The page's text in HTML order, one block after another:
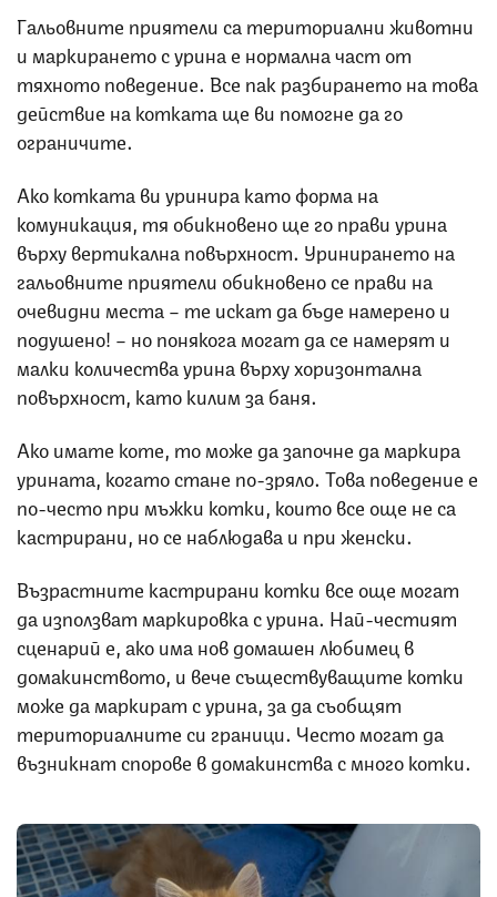
Гальовните приятели са териториални животни
и маркирането с урина е нормална част от
тяхното поведение. Все пак разбирането на това
действие на котката ще ви помогне да го
ограничите.
Ако котката ви уринира като форма на
комуникация, тя обикновено ще го прави урина
върху вертикална повърхност. Уринирането на
гальовните приятели обикновено се прави на
очевидни места – те искат да бъде намерено и
подушено! – но понякога могат да се намерят и
малки количества урина върху хоризонтална
повърхност, като килим за баня.
Ако имате коте, то може да започне да маркира
урината, когато стане по-зряло. Това поведение е
по-често при мъжки котки, които все още не са
кастрирани, но се наблюдава и при женски.
Възрастните кастрирани котки все още могат
да използват маркировка с урина. Най-честият
сценарий е, ако има нов домашен любимец в
домакинството, и вече съществуващите котки
може да маркират с урина, за да съобщят
териториалните си граници. Често могат да
възникнат спорове в домакинства с много котки.